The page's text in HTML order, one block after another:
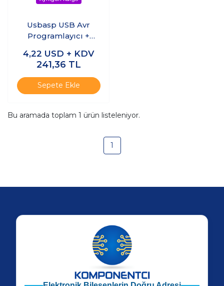
Usbasp USB Avr
Programlayıcı +
4,22 USD + KDV
241,36 TL
Sepete Ekle
Bu aramada toplam 1 ürün listeleniyor.
1